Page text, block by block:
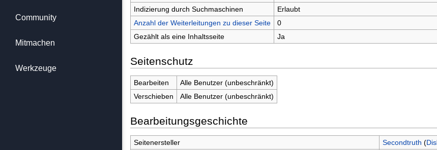
Indizierung durch Suchmaschinen
Erlaubt
Anzahl der Weiterleitungen zu dieser Seite
0
Gezählt als eine Inhaltsseite
Ja
Seitenschutz
Bearbeiten
Alle Benutzer (unbeschränkt)
Verschieben
Alle Benutzer (unbeschränkt)
Bearbeitungsgeschichte
Seitenersteller Secondtruth (
Community
Mitmachen
Werkzeuge